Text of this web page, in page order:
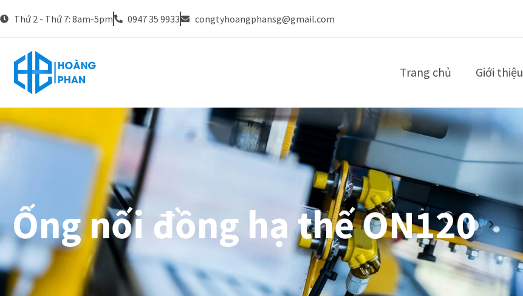
Thứ 2 - Thứ 7: 8am-5pm 0947 35 9933 congtyhoangphansg@gmail.com
Trang chủ Giới thiệu
Ống nối đồng hạ thế ON120